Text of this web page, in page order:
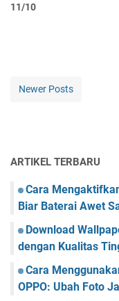
11/10
Newer Posts
ARTIKEL TERBARU
Cara
Biar Baterai Awet
Download
dengan Kualitas
Cara
OPPO: Ubah Foto